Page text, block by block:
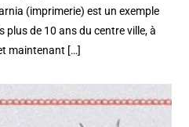
(imprimerie) est un exemple
plus de 10 ans du centre ville, à
maintenant […]